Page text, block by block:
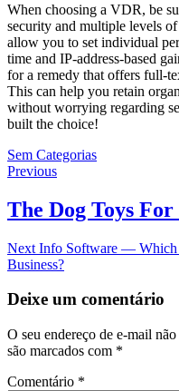
When choosing a VDR, be
security and multiple levels
allow you to set individual
time and IP-address-based
for a remedy that offers full-
This can help you retain
without worrying regarding
built the choice!
Sem Categorias
Navegação
de
Post
PreviousPrevious
The Dog Toys
Next Next
post:
Info Software — Which
Business?
Deixe um comentário
O seu endereço de e-mail
são marcados com *
Comentário *